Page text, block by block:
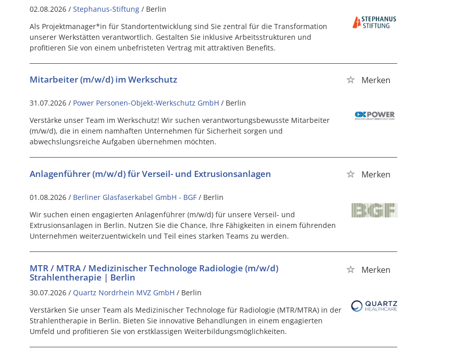
02.08.2026 / Stephanus-Stiftung / Berlin
Als Projektmanager*in für Standortentwicklung sind Sie zentral für die Transformation
unserer Werkstätten verantwortlich. Gestalten Sie inklusive Arbeitsstrukturen und
profitieren Sie von einem unbefristeten Vertrag mit attraktiven Benefits.
Mitarbeiter (m/w/d) im Werkschutz Merken
31.07.2026 / Power Personen-Objekt-Werkschutz GmbH / Berlin
Verstärke unser Team im Werkschutz! Wir suchen verantwortungsbewusste Mitarbeiter
(m/w/d), die in einem namhaften Unternehmen für Sicherheit sorgen und
abwechslungsreiche Aufgaben übernehmen möchten.
Anlagenführer (m/w/d) für Verseil- und Extrusionsanlagen Merken
01.08.2026 / Berliner Glasfaserkabel GmbH - BGF / Berlin
Wir suchen einen engagierten Anlagenführer (m/w/d) für unsere Verseil- und
Extrusionsanlagen in Berlin. Nutzen Sie die Chance, Ihre Fähigkeiten in einem führenden
Unternehmen weiterzuentwickeln und Teil eines starken Teams zu werden.
MTR / MTRA / Medizinischer Technologe Radiologie (m/w/d)
Strahlentherapie | Berlin
Merken
30.07.2026 / Quartz Nordrhein MVZ GmbH / Berlin
Verstärken Sie unser Team als Medizinischer Technologe für Radiologie (MTR/MTRA) in der
Strahlentherapie in Berlin. Bieten Sie innovative Behandlungen in einem engagierten
Umfeld und profitieren Sie von erstklassigen Weiterbildungsmöglichkeiten.